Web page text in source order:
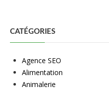
CATÉGORIES
Agence SEO
Alimentation
Animalerie